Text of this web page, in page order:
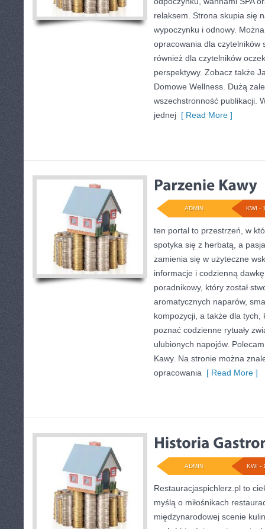
relaksem. Strona skupia się
wypoczynku i odnowy.
opracowania dla czytelników
również dla czytelników
perspektywy. Zobacz także
Domowe Wellness. Dużą
wszechstronność publikacji.
jednej [ Read More ]
KWI -
ADMIN
ten portal to przestrzeń, w
spotyka się z herbatą, a
zamienia się w użyteczne
informacje i codzienną
poradnikowy, który został
aromatycznych naparów,
kompozycji, a także dla
poznać codzienne rytuały
ulubionych napojów.
Kawy. Na stronie można
opracowania [ Read More ]
KWI -
ADMIN
Restauracjaspichlerz.pl to
myślą o miłośnikach
międzynarodowej scenie